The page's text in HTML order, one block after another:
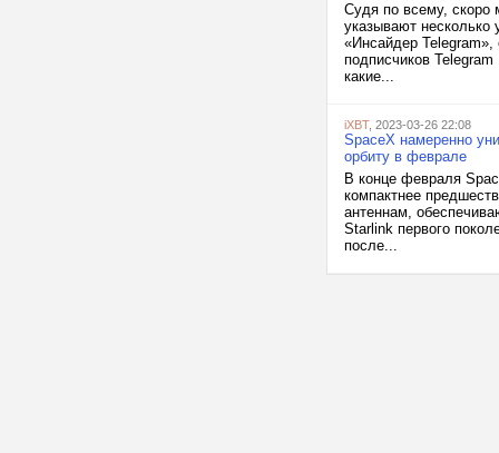
Судя по всему, скоро
указывают несколько
«Инсайдер
подписчиков
какие...
iXBT, 2023-03-26 22:08
SpaceX намеренно
орбиту в феврале
В конце февраля
компактнее
антеннам,
Starlink первого
после...